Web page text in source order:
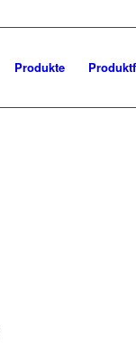
Produkte